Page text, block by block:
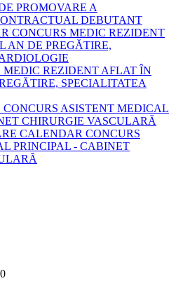
PROMOVARE A
DEBUTANT
CONCURS MEDIC REZIDENT
AN DE PREGĂTIRE,
REZIDENT AFLAT ÎN
SPECIALITATEA
ASISTENT MEDICAL
CHIRURGIE VASCULARĂ
CALENDAR CONCURS
PRINCIPAL - CABINET